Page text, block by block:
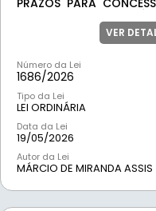
PRAZOS PARA
VER
Número da Lei
1686/2026
Tipo da Lei
LEI ORDINÁRIA
Data da Lei
19/05/2026
Autor da Lei
MÁRCIO DE MIRANDA ASSIS